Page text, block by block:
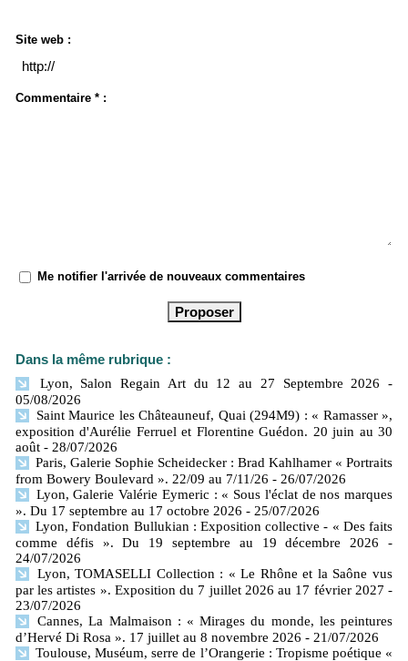
Site web :
Commentaire * :
Me notifier l'arrivée de nouveaux commentaires
Dans la même rubrique :
Lyon, Salon Regain Art du 12 au 27 Septembre 2026
-
05/08/2026
Saint Maurice les Châteauneuf, Quai (294M9) : « Ramasser »,
exposition d'Aurélie Ferruel et Florentine Guédon. 20 juin au 30
août - 28/07/2026
Paris, Galerie Sophie Scheidecker : Brad Kahlhamer « Portraits
from Bowery Boulevard ». 22/09 au 7/11/26 - 26/07/2026
Lyon, Galerie Valérie Eymeric : « Sous l'éclat de nos marques
». Du 17 septembre au 17 octobre 2026 - 25/07/2026
Lyon, Fondation Bullukian : Exposition collective - « Des faits
comme défis ». Du 19 septembre au 19 décembre 2026
-
24/07/2026
Lyon, TOMASELLI Collection : « Le Rhône et la Saône vus
par les artistes ». Exposition du 7 juillet 2026 au 17 février 2027 -
23/07/2026
Cannes, La Malmaison : « Mirages du monde, les peintures
d’Hervé Di Rosa ». 17 juillet au 8 novembre 2026 - 21/07/2026
Toulouse, Muséum, serre de l’Orangerie : Tropisme poétique «